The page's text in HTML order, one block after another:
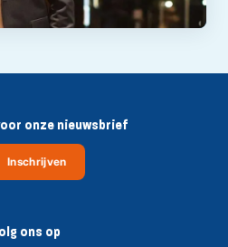
onze nieuwsbrief
Inschrijven
ons op